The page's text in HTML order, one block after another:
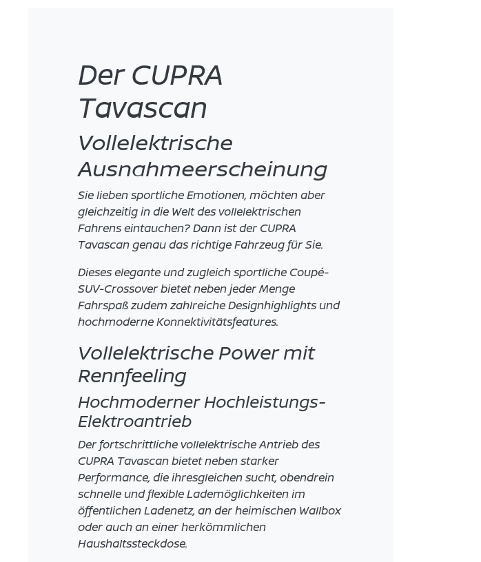
Der CUPRA
Tavascan
Vollelektrische
Ausnahmeerscheinung
Sie lieben sportliche Emotionen, möchten aber
gleichzeitig in die Welt des vollelektrischen
Fahrens eintauchen? Dann ist der CUPRA
Tavascan genau das richtige Fahrzeug für Sie.
Dieses elegante und zugleich sportliche Coupé-
SUV-Crossover bietet neben jeder Menge
Fahrspaß zudem zahlreiche Designhighlights und
hochmoderne Konnektivitätsfeatures.
Vollelektrische Power mit
Rennfeeling
Hochmoderner Hochleistungs-
Elektroantrieb
Der fortschrittliche vollelektrische Antrieb des
CUPRA Tavascan bietet neben starker
Performance, die ihresgleichen sucht, obendrein
schnelle und flexible Lademöglichkeiten im
öffentlichen Ladenetz, an der heimischen Wallbox
oder auch an einer herkömmlichen
Haushaltssteckdose.